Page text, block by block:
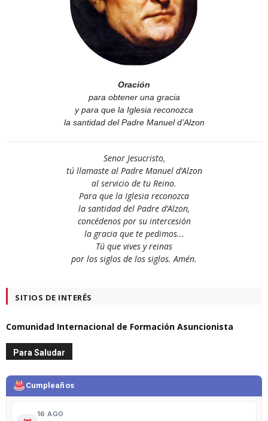
Oración
para obtener una gracia
y para que la Iglesia reconozca
la santidad del Padre Manuel d’Alzon
Senor Jesucristo,
tú llamaste al Padre Manuel d’Alzon
al servicio de tu Reino.
Para que la Iglesia reconozca
la santidad del Padre d’Alzon,
concédenos por su intercesión
la gracia que te pedimos...
Tú que vives y reinas
por los siglos de los siglos. Amén.
SITIOS DE INTERÉS
Comunidad Internacional de Formación Asuncionista
Para Saludar
Cumpleaños
16 AGO